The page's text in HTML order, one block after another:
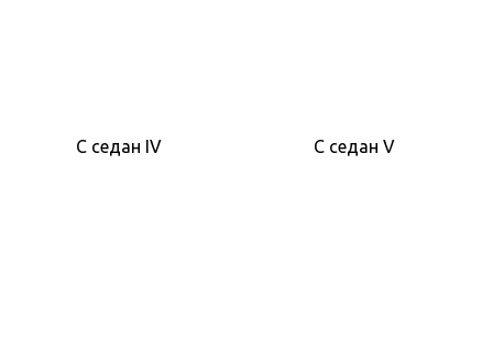
C седан IV C седан V